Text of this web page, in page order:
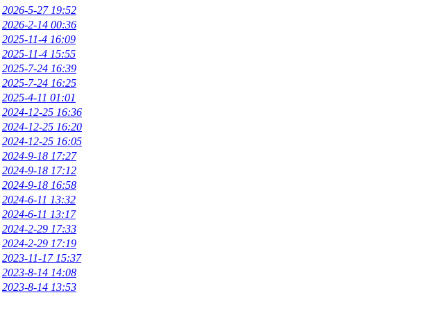
2026-5-27 19:52
2026-2-14 00:36
2025-11-4 16:09
2025-11-4 15:55
2025-7-24 16:39
2025-7-24 16:25
2025-4-11 01:01
2024-12-25 16:36
2024-12-25 16:20
2024-12-25 16:05
2024-9-18 17:27
2024-9-18 17:12
2024-9-18 16:58
2024-6-11 13:32
2024-6-11 13:17
2024-2-29 17:33
2024-2-29 17:19
2023-11-17 15:37
2023-8-14 14:08
2023-8-14 13:53